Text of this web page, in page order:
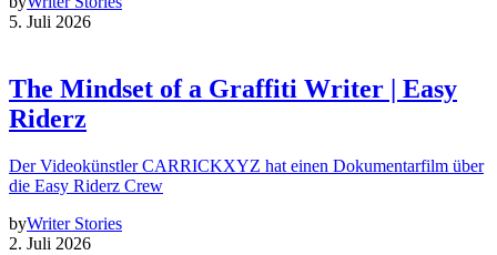
5. Juli 2026
The Mindset of a Graffiti Writer | Easy
Riderz
Der Videokünstler CARRICKXYZ hat einen Dokumentarfilm über
die Easy Riderz Crew
byWriter Stories
2. Juli 2026